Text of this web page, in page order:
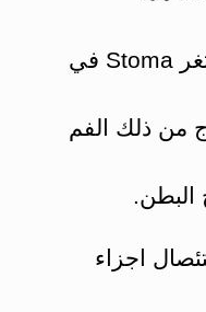
استئصال اجزاء من الامعاء، وتصنع فتحة تسمى فم و ثغر Stoma في
من ذلك الفم
اجزاء